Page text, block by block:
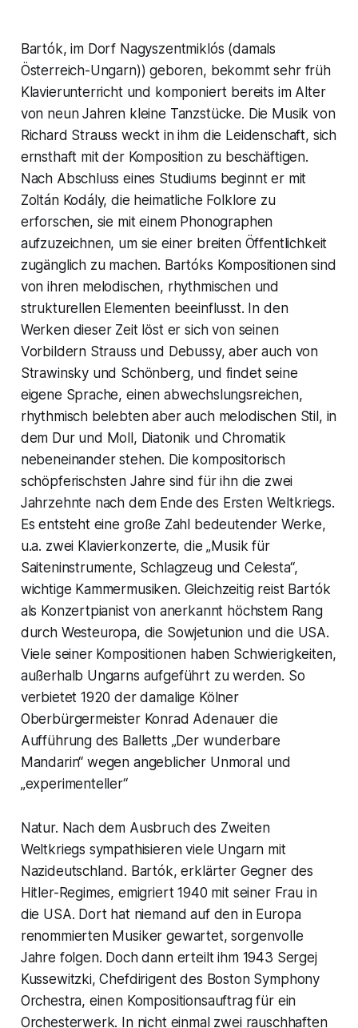
Bartók, im Dorf Nagyszentmiklós (damals
Österreich-Ungarn)) geboren, bekommt sehr früh
Klavierunterricht und komponiert bereits im Alter
von neun Jahren kleine Tanzstücke. Die Musik von
Richard Strauss weckt in ihm die Leidenschaft, sich
ernsthaft mit der Komposition zu beschäftigen.
Nach Abschluss eines Studiums beginnt er mit
Zoltán Kodály, die heimatliche Folklore zu
erforschen, sie mit einem Phonographen
aufzuzeichnen, um sie einer breiten Öffentlichkeit
zugänglich zu machen. Bartóks Kompositionen sind
von ihren melodischen, rhythmischen und
strukturellen Elementen beeinflusst. In den
Werken dieser Zeit löst er sich von seinen
Vorbildern Strauss und Debussy, aber auch von
Strawinsky und Schönberg, und findet seine
eigene Sprache, einen abwechslungsreichen,
rhythmisch belebten aber auch melodischen Stil, in
dem Dur und Moll, Diatonik und Chromatik
nebeneinander stehen. Die kompositorisch
schöpferischsten Jahre sind für ihn die zwei
Jahrzehnte nach dem Ende des Ersten Weltkriegs.
Es entsteht eine große Zahl bedeutender Werke,
u.a. zwei Klavierkonzerte, die „Musik für
Saiteninstrumente, Schlagzeug und Celesta“,
wichtige Kammermusiken. Gleichzeitig reist Bartók
als Konzertpianist von anerkannt höchstem Rang
durch Westeuropa, die Sowjetunion und die USA.
Viele seiner Kompositionen haben Schwierigkeiten,
außerhalb Ungarns aufgeführt zu werden. So
verbietet 1920 der damalige Kölner
Oberbürgermeister Konrad Adenauer die
Aufführung des Balletts „Der wunderbare
Mandarin“ wegen angeblicher Unmoral und
„experimenteller“
Natur. Nach dem Ausbruch des Zweiten
Weltkriegs sympathisieren viele Ungarn mit
Nazideutschland. Bartók, erklärter Gegner des
Hitler-Regimes, emigriert 1940 mit seiner Frau in
die USA. Dort hat niemand auf den in Europa
renommierten Musiker gewartet, sorgenvolle
Jahre folgen. Doch dann erteilt ihm 1943 Sergej
Kussewitzki, Chefdirigent des Boston Symphony
Orchestra, einen Kompositionsauftrag für ein
Orchesterwerk. In nicht einmal zwei rauschhaften